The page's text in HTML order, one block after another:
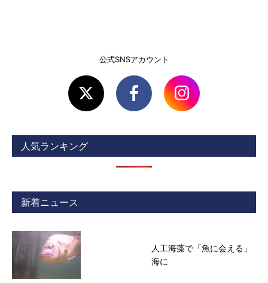
公式SNSアカウント
人気ランキング
新着ニュース
人工海藻で「魚に会える」
海に